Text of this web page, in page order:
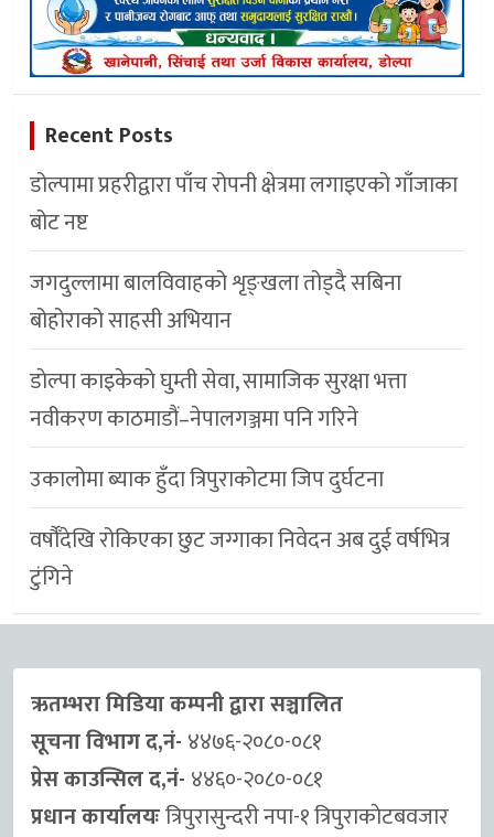
Recent Posts
डोल्पामा प्रहरीद्वारा पाँच रोपनी क्षेत्रमा लगाइएको गाँजाका
बोट नष्ट
जगदुल्लामा बालविवाहको शृङ्खला तोड्दै सबिना
बोहोराको साहसी अभियान
डाेल्पा काइकेकाे घुम्ती सेवा, सामाजिक सुरक्षा भत्ता
नवीकरण काठमाडौं–नेपालगञ्जमा पनि गरिने
उकालोमा ब्याक हुँदा त्रिपुराकोटमा जिप दुर्घटना
वर्षौँदेखि रोकिएका छुट जग्गाका निवेदन अब दुई वर्षभित्र
टुंगिने
ऋतम्भरा मिडिया कम्पनी द्वारा सञ्चालित
सूचना विभाग द,नं- ४४७६-२०८०-०८१
प्रेस काउन्सिल द,नं- ४४६०-२०८०-०८१
प्रधान कार्यालयःत्रिपुरासुन्दरी नपा-१ त्रिपुराकाेटबवजार